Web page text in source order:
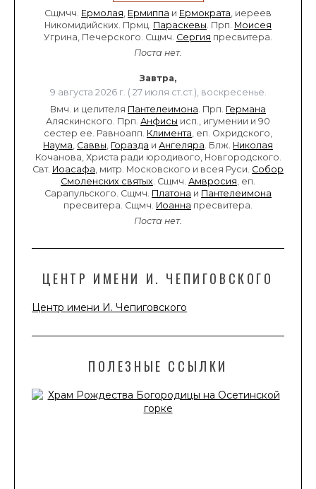
Сщмчч. Ермолая, Ермиппа и Ермократа, иереев
Никомидийских. Прмц. Параскевы. Прп. Моисея
Угрина, Печерского. Сщмч. Сергия пресвитера.
Поста нет.
Завтра,
9 августа 2026 г. ( 27 июля ст.ст.), воскресенье.
Вмч. и целителя Пантелеимона. Прп. Германа
Аляскинского. Прп. Анфисы исп., игумении и 90
сестер ее. Равноапп. Климента, еп. Охридского,
Наума, Саввы, Горазда и Ангеляра. Блж. Николая
Кочанова, Христа ради юродивого, Новгородского.
Свт. Иоасафа, митр. Московского и всея Руси. Собор
Смоленских святых. Сщмч. Амвросия, еп.
Сарапульского. Сщмч. Платона и Пантелеимона
пресвитера. Сщмч. Иоанна пресвитера.
Поста нет.
ЦЕНТР ИМЕНИ И. ЧЕПИГОВСКОГО
Центр имени И. Чепиговского
ПОЛЕЗНЫЕ ССЫЛКИ